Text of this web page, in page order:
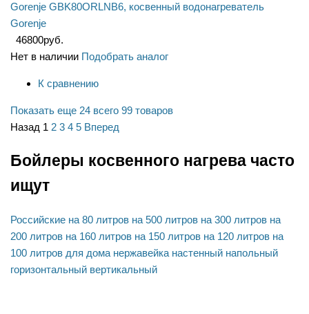
Gorenje GBK80ORLNB6, косвенный водонагреватель
Gorenje
46800руб.
Нет в наличии Подобрать аналог
К сравнению
Показать еще 24 всего 99 товаров
Назад 1 2 3 4 5 Вперед
Бойлеры косвенного нагрева часто
ищут
Российские на 80 литров на 500 литров на 300 литров на
200 литров на 160 литров на 150 литров на 120 литров на
100 литров для дома нержавейка настенный напольный
горизонтальный вертикальный